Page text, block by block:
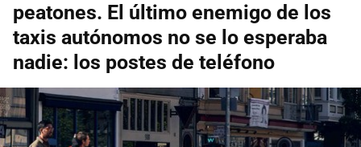
peatones. El último enemigo de los
taxis autónomos no se lo esperaba
nadie: los postes de teléfono